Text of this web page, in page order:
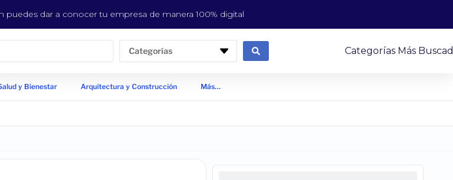
puedes dar a conocer tu empresa de manera 100% digital
Categorías Categorías Más
y Bienestar Arquitectura y Construcción Más…